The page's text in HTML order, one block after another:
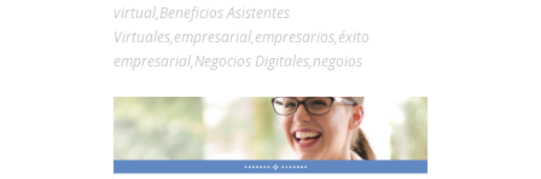
virtual Beneficios Asistentes
Virtuales empresarial empresarios éxito
empresarial Negocios Digitales negoios